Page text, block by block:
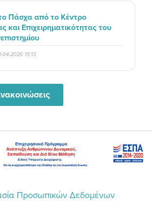
Πάσχα από το Κέντρο
και Επιχειρηματικότητας του
04-2026 15:13
Προσωπικών Δεδομένων